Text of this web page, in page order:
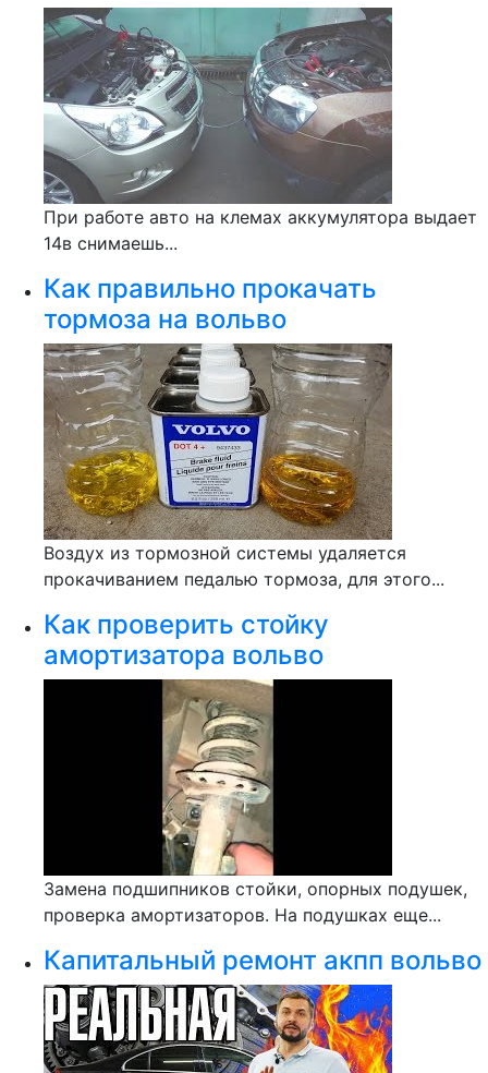
При работе авто на клемах аккумулятора выдает
14в снимаешь...
Как правильно прокачать
тормоза на вольво
Воздух из тормозной системы удаляется
прокачиванием педалью тормоза, для этого...
Как проверить стойку
амортизатора вольво
Замена подшипников стойки, опорных подушек,
проверка амортизаторов. На подушках еще...
Капитальный ремонт акпп вольво